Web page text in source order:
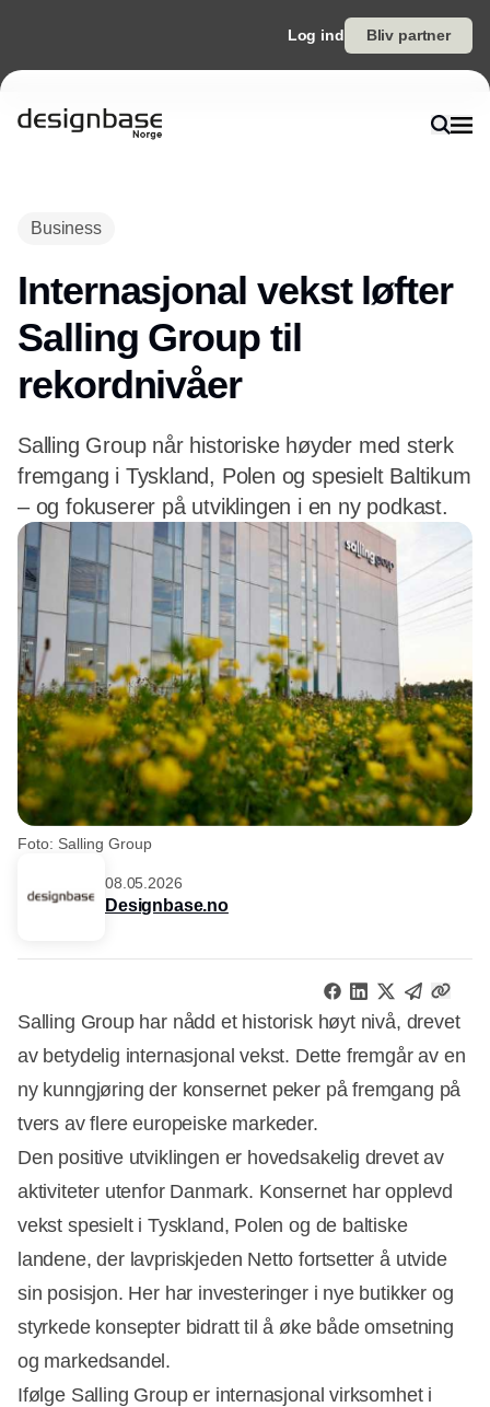
Log ind Bliv partner
Business
Internasjonal vekst løfter
Salling Group til
rekordnivåer
Salling Group når historiske høyder med sterk
fremgang i Tyskland, Polen og spesielt Baltikum
– og fokuserer på utviklingen i en ny podkast.
Foto: Salling Group
08.05.2026
Designbase.no
Salling Group har nådd et historisk høyt nivå, drevet
av betydelig internasjonal vekst. Dette fremgår av en
ny kunngjøring der konsernet peker på fremgang på
tvers av flere europeiske markeder.
Den positive utviklingen er hovedsakelig drevet av
aktiviteter utenfor Danmark. Konsernet har opplevd
vekst spesielt i Tyskland, Polen og de baltiske
landene, der lavpriskjeden Netto fortsetter å utvide
sin posisjon. Her har investeringer i nye butikker og
styrkede konsepter bidratt til å øke både omsetning
og markedsandel.
Ifølge Salling Group er internasjonal virksomhet i